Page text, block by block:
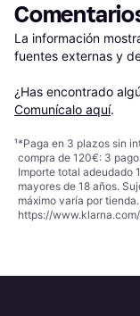
La información
fuentes externas y
¿Has encontrado
Comunícalo aquí.
¹*Paga en 3 plazos sin
compra de 120€: 3
Importe total adeudado
mayores de 18 años.
máximo varía por
https://